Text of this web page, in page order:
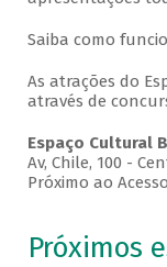
Saiba como
As atrações do
através de
Espaço Cultural
Av, Chile, 100 -
Próximo ao
Próximos